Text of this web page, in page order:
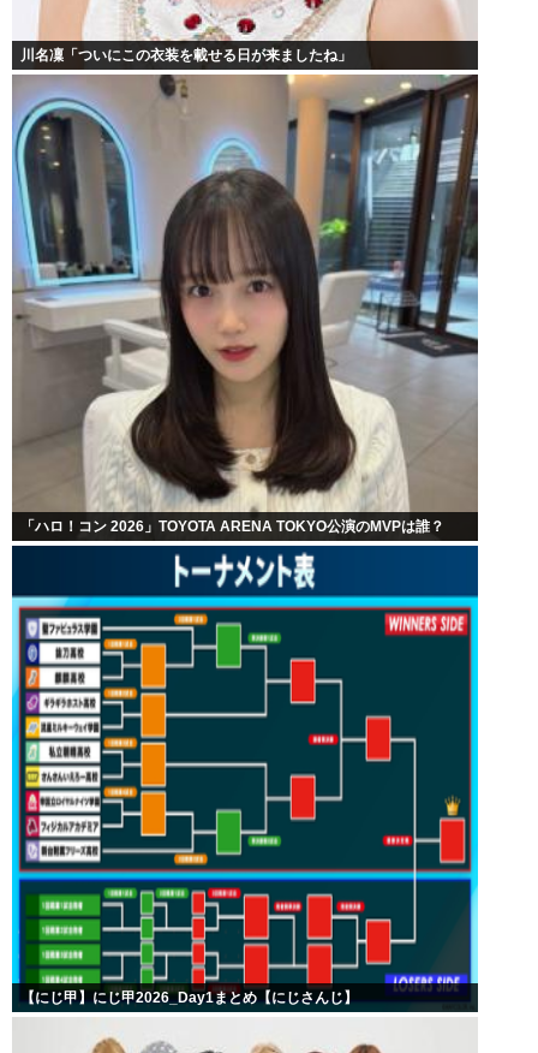
川名凜「ついにこの衣装を載せる日が来ましたね」
「ハロ！コン 2026」TOYOTA ARENA TOKYO公演のMVPは誰？
【にじ甲】にじ甲2026_Day1まとめ【にじさんじ】